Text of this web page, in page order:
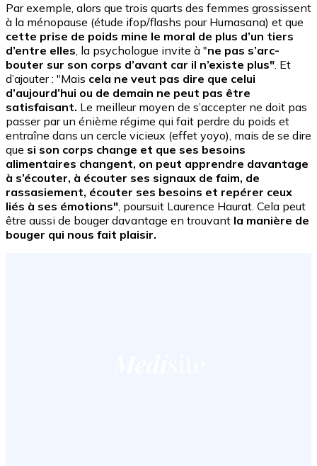
Par exemple, alors que trois quarts des femmes grossissent
à la ménopause (étude ifop/flashs pour Humasana) et que
cette prise de poids mine le moral de plus d’un tiers
d’entre elles, la psychologue invite à "ne pas s’arc-
bouter sur son corps d’avant car il n’existe plus". Et
d’ajouter : "Mais cela ne veut pas dire que celui
d’aujourd’hui ou de demain ne peut pas être
satisfaisant. Le meilleur moyen de s’accepter ne doit pas
passer par un énième régime qui fait perdre du poids et
entraîne dans un cercle vicieux (effet yoyo), mais de se dire
que si son corps change et que ses besoins
alimentaires changent, on peut apprendre davantage
à s’écouter, à écouter ses signaux de faim, de
rassasiement, écouter ses besoins et repérer ceux
liés à ses émotions", poursuit Laurence Haurat. Cela peut
être aussi de bouger davantage en trouvant la manière de
bouger qui nous fait plaisir.